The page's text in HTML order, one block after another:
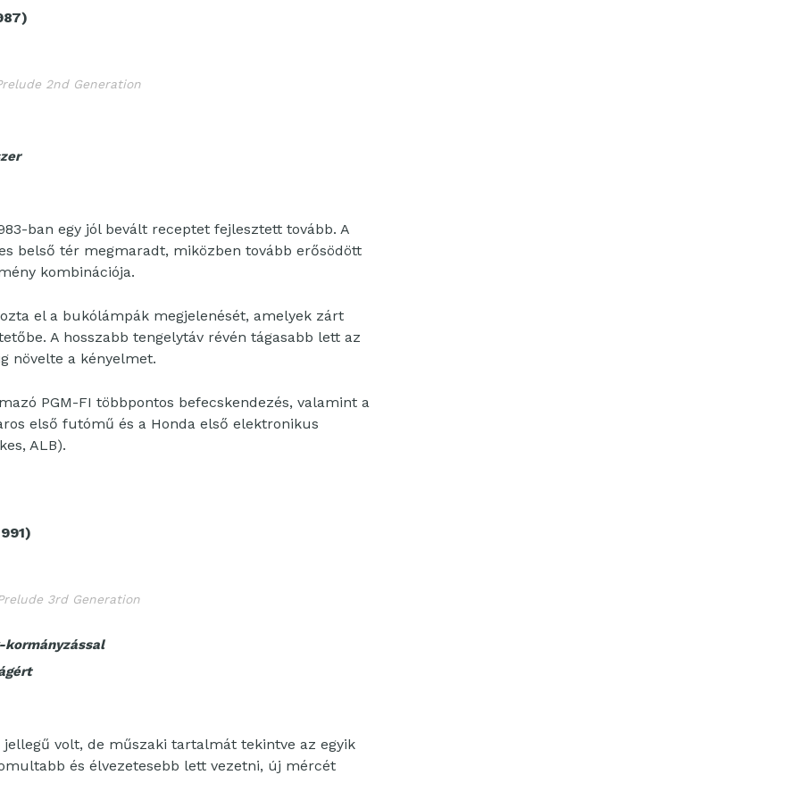
2nd Generation
ban egy jól bevált receptet fejlesztett tovább. A
belső tér megmaradt, miközben tovább erősödött
kombinációja.
el a bukólámpák megjelenését, amelyek zárt
A hosszabb tengelytáv révén tágasabb lett az
növelte a kényelmet.
PGM-FI többpontos befecskendezés, valamint a
első futómű és a Honda első elektronikus
ALB).
3rd Generation
kormányzással
volt, de műszaki tartalmát tekintve az egyik
és élvezetesebb lett vezetni, új mércét